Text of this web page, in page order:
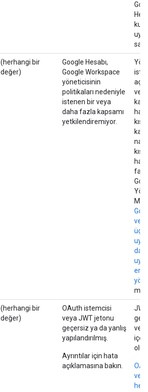
(herhangi bir
değer)
Google Hesabı,
Google Workspace
yöneticisinin
politikaları nedeniyle
istenen bir veya
daha fazla kapsamı
yetkilendiremiyor.
nasıl
(herhangi bir
değer)
OAuth istemcisi
veya JWT jetonu
geçersiz ya da yanlış
yapılandırılmış.
Ayrıntılar için hata
açıklamasına bakın.
ve
ve